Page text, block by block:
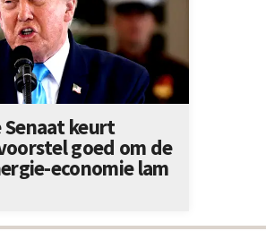
Senaat keurt
goed om de
economie lam